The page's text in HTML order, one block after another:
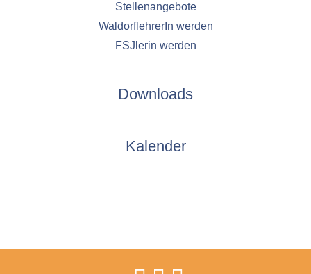
Stellenangebote
WaldorflehrerIn werden
FSJlerin werden
Downloads
Kalender